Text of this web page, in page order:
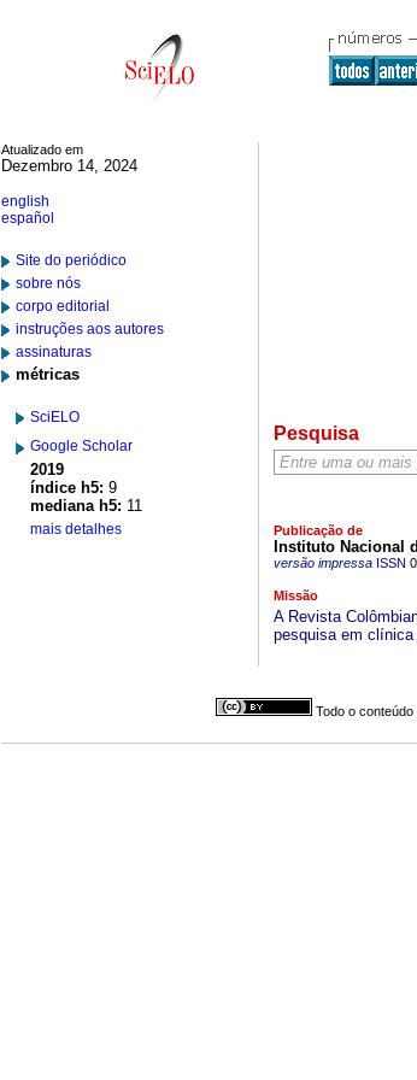
Atualizado em
Dezembro 14, 2024
english
español
Site do periódico
sobre nós
corpo editorial
instruções aos autores
assinaturas
métricas
SciELO
Google Scholar
2019
índice h5: 9
mediana h5: 11
mais detalhes
Pesquisa
Publicação de
Instituto Nacional
versão impressaISSN
Missão
A Revista
pesquisa em clínica
Todo o